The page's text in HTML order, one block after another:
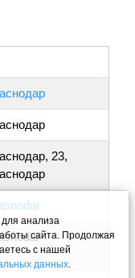
23,
анализа
сайта. Продолжая
с нашей
данных.